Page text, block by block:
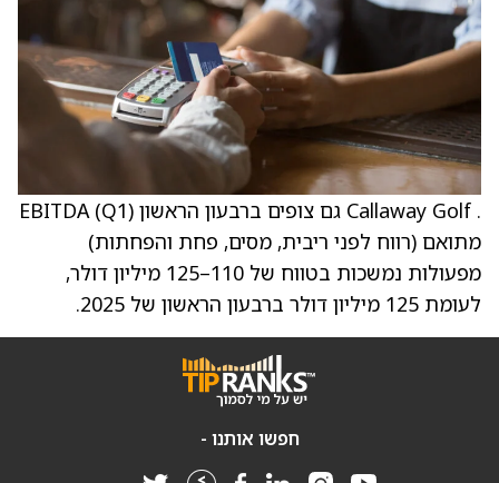
. Callaway Golf גם צופים ברבעון הראשון (Q1) EBITDA
מתואם (רווח לפני ריבית, מסים, פחת והפחתות)
מפעולות נמשכות בטווח של 110–125 מיליון דולר,
לעומת 125 מיליון דולר ברבעון הראשון של 2025.
חפשו אותנו -